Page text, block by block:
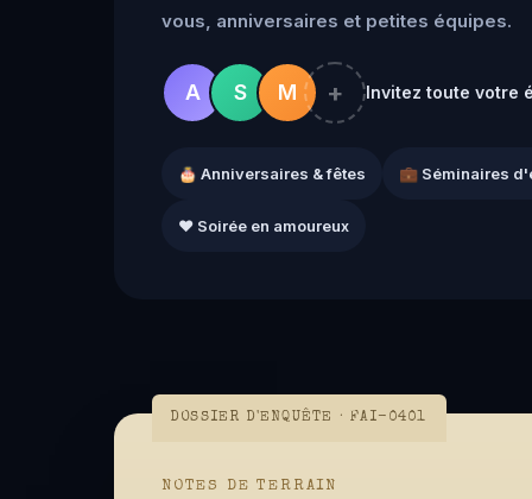
vous, anniversaires et petites équipes.
A S M + Invitez toute votre
🎂 Anniversaires & fêtes 💼 Séminaires
❤️ Soirée en amoureux
DOSSIER D'ENQUÊTE · FAI-0401
NOTES DE TERRAIN